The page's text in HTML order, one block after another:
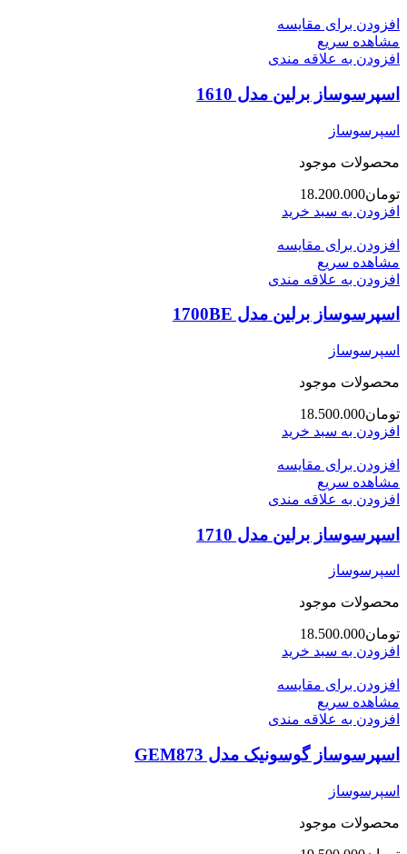
افزودن برای مقایسه
مشاهده سریع
افزودن به علاقه مندی
اسپرسوساز برلین مدل 1610
اسپرسوساز
محصولات موجود
تومان18.200.000
افزودن به سبد خرید
افزودن برای مقایسه
مشاهده سریع
افزودن به علاقه مندی
اسپرسوساز برلین مدل 1700BE
اسپرسوساز
محصولات موجود
تومان18.500.000
افزودن به سبد خرید
افزودن برای مقایسه
مشاهده سریع
افزودن به علاقه مندی
اسپرسوساز برلین مدل 1710
اسپرسوساز
محصولات موجود
تومان18.500.000
افزودن به سبد خرید
افزودن برای مقایسه
مشاهده سریع
افزودن به علاقه مندی
اسپرسوساز گوسونیک مدل GEM873
اسپرسوساز
محصولات موجود